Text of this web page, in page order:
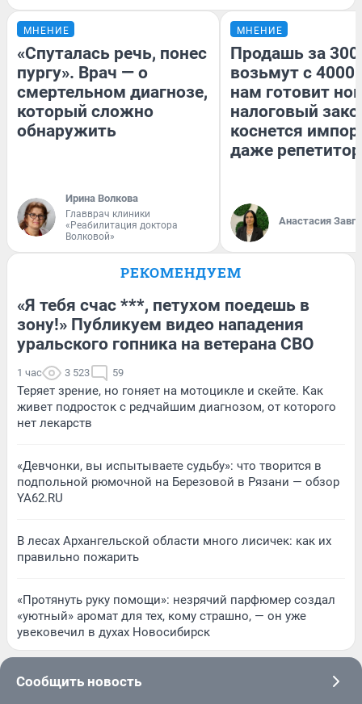
МНЕНИЕ
«Спуталась речь, понес
пургу». Врач — о
смертельном диагнозе,
который сложно
обнаружить
Ирина Волкова
Главврач клиники
«Реабилитация доктора
Волковой»
МНЕНИЕ
Продашь за
возьмут с
нам готовит
налоговый
коснется
даже
Анастасия
РЕКОМЕНДУЕМ
«Я тебя счас ***, петухом поедешь в
зону!» Публикуем видео нападения
уральского гопника на ветерана СВО
1 час 3 523 59
Теряет зрение, но гоняет на мотоцикле и скейте. Как
живет подросток с редчайшим диагнозом, от которого
нет лекарств
«Девчонки, вы испытываете судьбу»: что творится в
подпольной рюмочной на Березовой в Рязани — обзор
YA62.RU
В лесах Архангельской области много лисичек: как их
правильно пожарить
«Протянуть руку помощи»: незрячий парфюмер создал
«уютный» аромат для тех, кому страшно, — он уже
увековечил в духах Новосибирск
Сообщить новость